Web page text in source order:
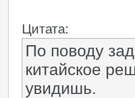
Цитата:
По поводу
китайское
увидишь.